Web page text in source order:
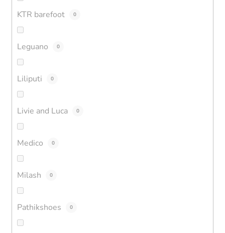
KTR barefoot 0
Leguano 0
Liliputi 0
Livie and Luca 0
Medico 0
Milash 0
Pathikshoes 0